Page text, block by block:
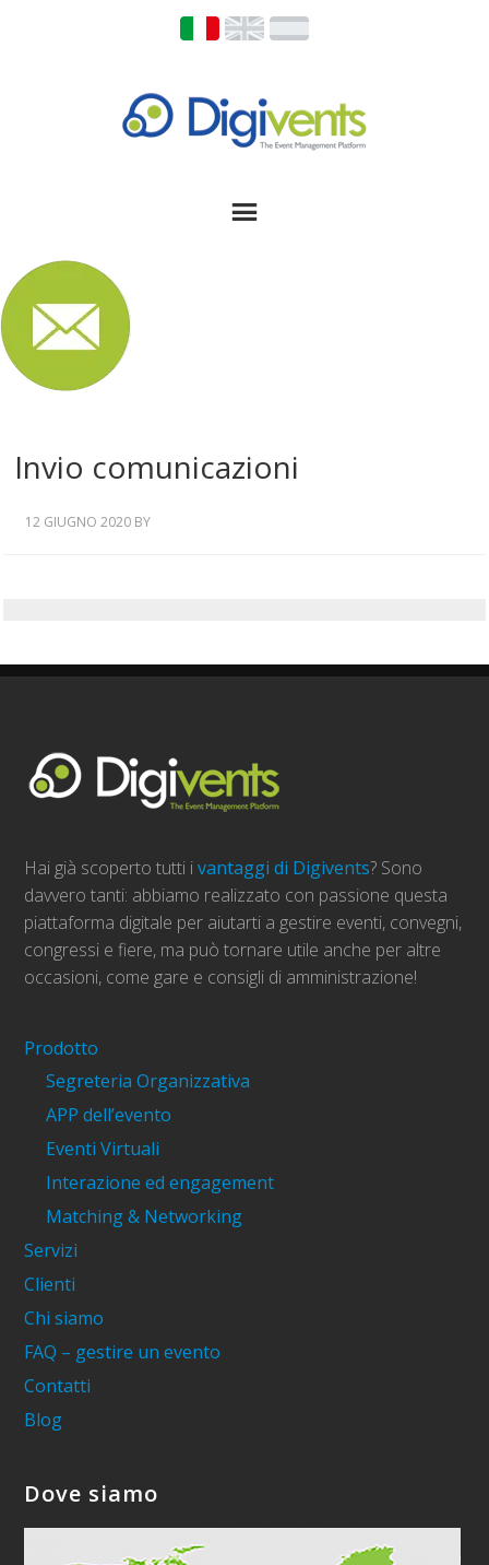
Invio comunicazioni
12 GIUGNO 2020 BY
Hai già scoperto tutti ivantaggi di Digivents? Sono
davvero tanti: abbiamo realizzato con passione questa
piattaforma digitale per aiutarti a gestire eventi, convegni,
congressi e fiere, ma può tornare utile anche per altre
occasioni, come gare e consigli di amministrazione!
Prodotto
Segreteria Organizzativa
APP dell’evento
Eventi Virtuali
Interazione ed engagement
Matching & Networking
Servizi
Clienti
Chi siamo
FAQ – gestire un evento
Contatti
Blog
Dove siamo